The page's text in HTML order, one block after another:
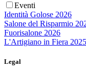
Eventi
Identità Golose 2026
Salone del Risparmio
Fuorisalone 2026
L'Artigiano in Fiera 2025
Legal